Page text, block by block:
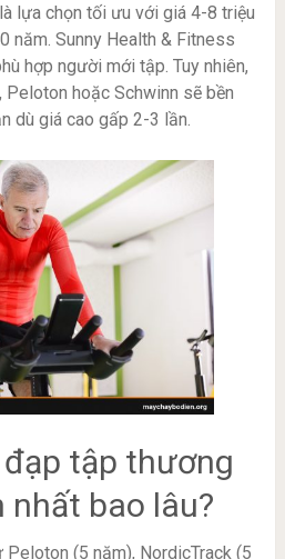
lựa chọn tối ưu với giá 4-8 triệu
năm. Sunny Health & Fitness
hợp người mới tập. Tuy nhiên,
Peloton hoặc Schwinn sẽ bền
dù giá cao gấp 2-3 lần.
đạp tập thương
nhất bao lâu?
Peloton (5 năm), NordicTrack (5